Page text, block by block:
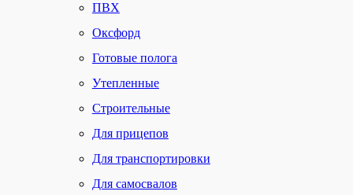
ПВХ
Оксфорд
Готовые полога
Утепленные
Строительные
Для прицепов
Для транспортировки
Для самосвалов